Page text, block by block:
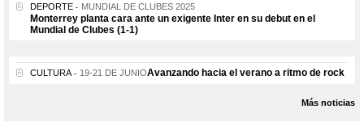
DEPORTE MUNDIAL DE CLUBES 2025
Monterrey planta cara ante un exigente Inter en su debut en el
Mundial de Clubes (1-1)
CULTURA 19-21 DE JUNIOAvanzando hacia el verano a ritmo de rock
Más noticias